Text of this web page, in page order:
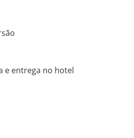
e entrega no hotel